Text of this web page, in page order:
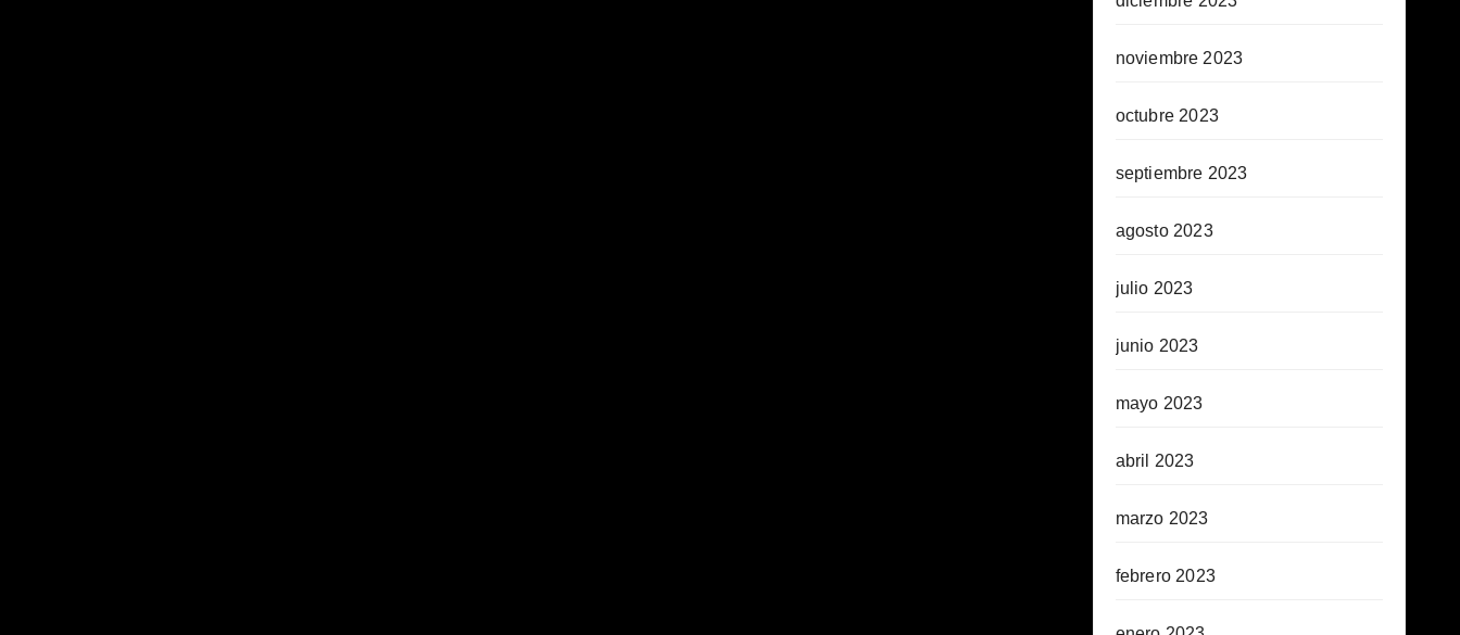
noviembre 2023
octubre 2023
septiembre 2023
agosto 2023
julio 2023
junio 2023
mayo 2023
abril 2023
marzo 2023
febrero 2023